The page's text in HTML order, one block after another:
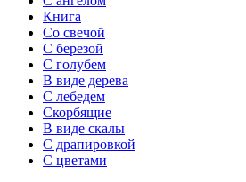
Книга
Со свечой
С березой
С голубем
В виде дерева
С лебедем
Скорбящие
В виде скалы
С драпировкой
С цветами